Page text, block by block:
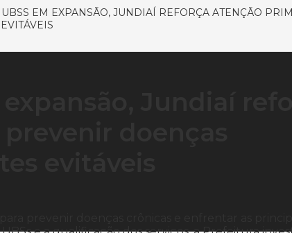
EM EXPANSÃO, JUNDIAÍ REFORÇA ATENÇÃO